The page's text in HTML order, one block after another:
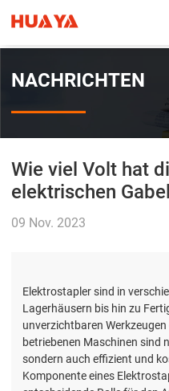
NACHRICHTEN
Wie viel Volt hat
elektrischen
09 Nov. 2023
Elektrostapler sind in
Lagerhäusern bis hin zu
unverzichtbaren
betriebenen Maschinen sind
sondern auch effizient und
Komponente eines